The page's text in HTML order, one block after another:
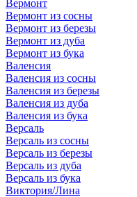
Вермонт
Вермонт из сосны
Вермонт из березы
Вермонт из дуба
Вермонт из бука
Валенсия
Валенсия из сосны
Валенсия из березы
Валенсия из дуба
Валенсия из бука
Версаль
Версаль из сосны
Версаль из березы
Версаль из дуба
Версаль из бука
Виктория/Лина